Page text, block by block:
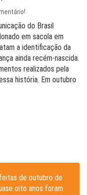
do Brasil
em sacola em
a identificação da
ainda recém-nascida.
realizados pela
história. Em outubro
de outubro de
oito anos foram